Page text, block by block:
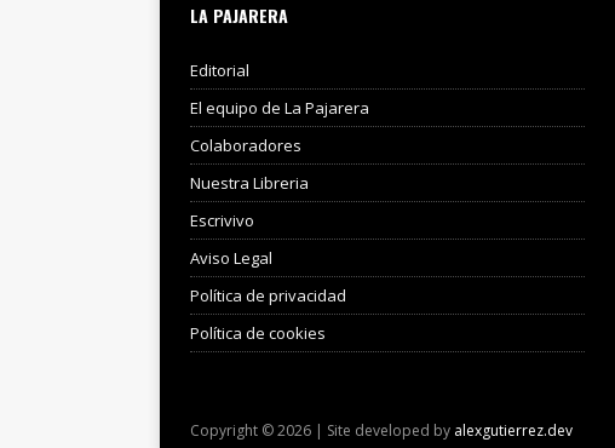
LA PAJARERA
Editorial
El equipo de La Pajarera
Colaboradores
Nuestra Libreria
Escrivivo
Aviso Legal
Política de privacidad
Política de cookies
Copyright © 2026 | Site developed by alexgutierrez.dev